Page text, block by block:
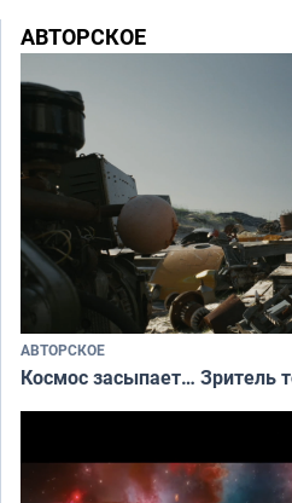
АВТОРСКОЕ
АВТОРСКОЕ
Космос засыпает… Зритель